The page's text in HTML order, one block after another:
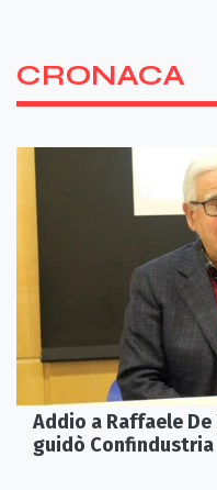
CRONACA
Addio a Raffaele
guidò Confindustria